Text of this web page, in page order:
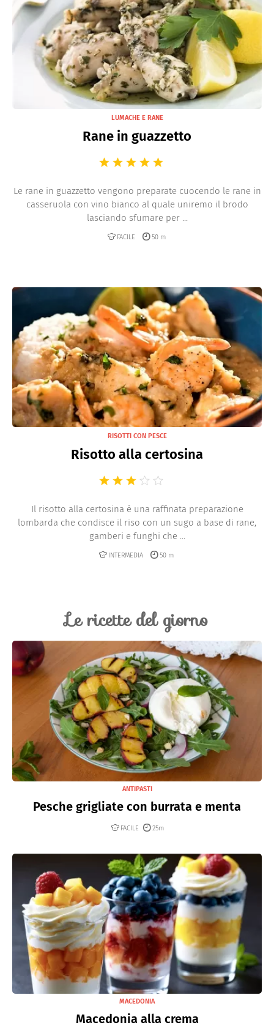
LUMACHE E RANE
Rane in guazzetto
Le rane in guazzetto vengono preparate cuocendo le rane in
casseruola con vino bianco al quale uniremo il brodo
lasciando sfumare per ...
FACILE 50 m
RISOTTI CON PESCE
Risotto alla certosina
Il risotto alla certosina è una raffinata preparazione
lombarda che condisce il riso con un sugo a base di rane,
gamberi e funghi che ...
INTERMEDIA 50 m
Le ricette del giorno
ANTIPASTI
Pesche grigliate con burrata e menta
FACILE 25m
MACEDONIA
Macedonia alla crema